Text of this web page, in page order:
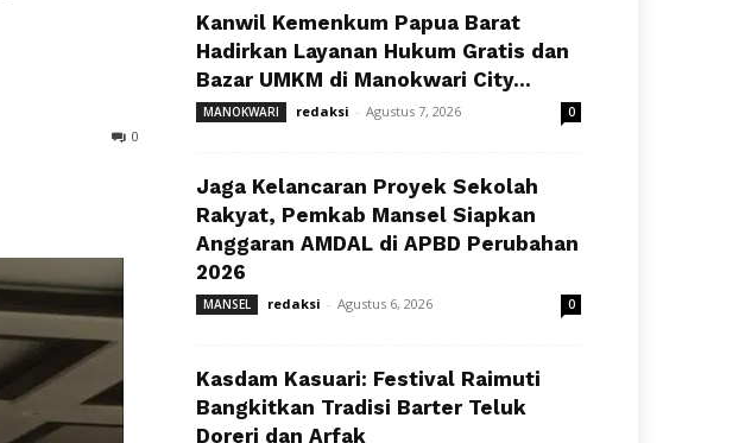
0
Kanwil Kemenkum Papua Barat
Hadirkan Layanan Hukum Gratis dan
Bazar UMKM di Manokwari City...
MANOKWARI redaksi - Agustus 7, 2026 0
Jaga Kelancaran Proyek Sekolah
Rakyat, Pemkab Mansel Siapkan
Anggaran AMDAL di APBD Perubahan
2026
MANSEL redaksi - Agustus 6, 2026 0
Kasdam Kasuari: Festival Raimuti
Bangkitkan Tradisi Barter Teluk
Doreri dan Arfak